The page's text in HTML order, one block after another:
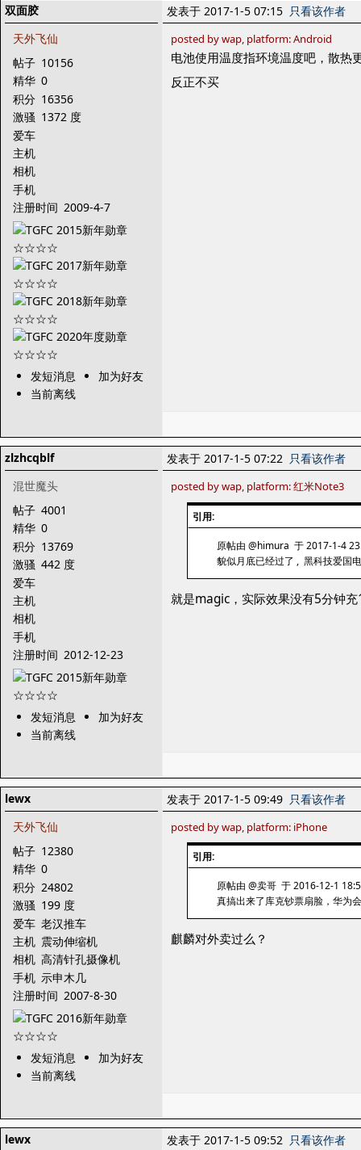
双面胶
天外飞仙
帖子 10156
精华 0
积分 16356
激骚 1372 度
爱车
主机
相机
手机
注册时间 2009-4-7
发短消息
加为好友
当前离线
发表于 2017-1-5 07:15 只看该作者
posted by wap, platform: Android
电池使用温度指环境温度吧，散热
反正不买
zlzhcqblf
混世魔头
帖子 4001
精华 0
积分 13769
激骚 442 度
爱车
主机
相机
手机
注册时间 2012-12-23
发短消息
加为好友
当前离线
发表于 2017-1-5 07:22 只看该作者
posted by wap, platform: 红米Note3
引用:
原帖由 @himura 于 2017-1-4
貌似月底已经过了 , 黑科技爱国
就是magic，实际效果没有5分钟
lewx
天外飞仙
帖子 12380
精华 0
积分 24802
激骚 199 度
爱车 老汉推车
主机 震动伸缩机
相机 高清针孔摄像机
手机 示申木几
注册时间 2007-8-30
发短消息
加为好友
当前离线
发表于 2017-1-5 09:49 只看该作者
posted by wap, platform: iPhone
引用:
原帖由 @卖哥 于 2016-12-1
真搞出来了库克钞票扇脸，华为
麒麟对外卖过么？
lewx 发表于 2017-1-5 09:52 只看该作者